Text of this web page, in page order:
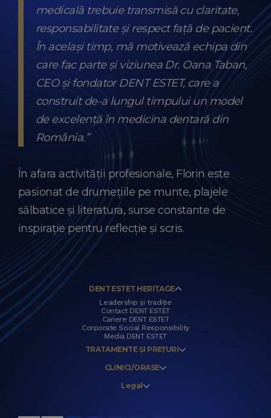
medicală trebuie transmisă cu claritate,
responsabilitate și respect față de pacient.
În același timp, mă motivează echipa din
care fac parte și viziunea Dr. Oana Taban,
CEO și fondator DENT ESTET, care a
construit de-a lungul timpului un model
de excelență în medicina dentară din
România.”
În afara activității profesionale, Florin este
pasionat de drumețiile pe munte, plajele
sălbatice și literatura, surse constante de
inspirație pentru reflecție și scris.
DENT ESTET HERITAGE
Leadership și tradiție
Contact DENT ESTET
Cariere DENT ESTET
Corporate Social Responsibility
Media DENT ESTET
TRATAMENTE ȘI PREȚURI
CLINICI/ORASE
Legal